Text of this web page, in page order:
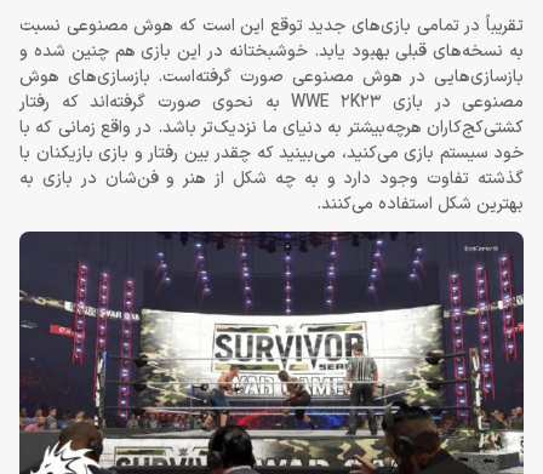
تقریباً در تمامی بازی‌های جدید توقع این است که هوش مصنوعی نسبت
به نسخه‌های قبلی بهبود یابد. خوشبختانه در این بازی هم چنین شده و
بازسازی‌هایی در هوش مصنوعی صورت گرفته‌است. بازسازی‌های هوش
مصنوعی در بازی WWE 2K23 به نحوی صورت گرفته‌اند که رفتار
کشتی‌کج‌کاران هرچه‌بیشتر به دنیای ما نزدیک‌تر باشد. در واقع زمانی که با
خود سیستم بازی می‌کنید، می‌بینید که چقدر بین رفتار و بازی بازیکنان با
گذشته تفاوت وجود دارد و به چه شکل از هنر و فن‌شان در بازی به
بهترین شکل استفاده می‌کنند.